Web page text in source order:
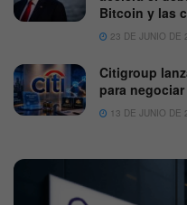
Bitcoin y las
23 DE JUNIO DE
Citigroup
para
13 DE JUNIO DE